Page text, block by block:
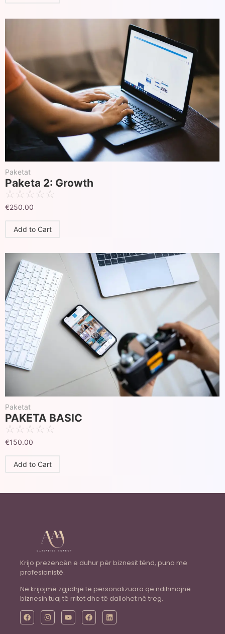
Paketat
Paketa 2: Growth
☆☆☆☆☆
€250.00
Add to Cart
Paketat
PAKETA BASIC
☆☆☆☆☆
€150.00
Add to Cart
Krijo prezencën e duhur për biznesit tënd, puno me
profesionistë.
Ne krijojmë zgjidhje të personalizuara që ndihmojnë
biznesin tuaj të rritet dhe të dallohet në treg.